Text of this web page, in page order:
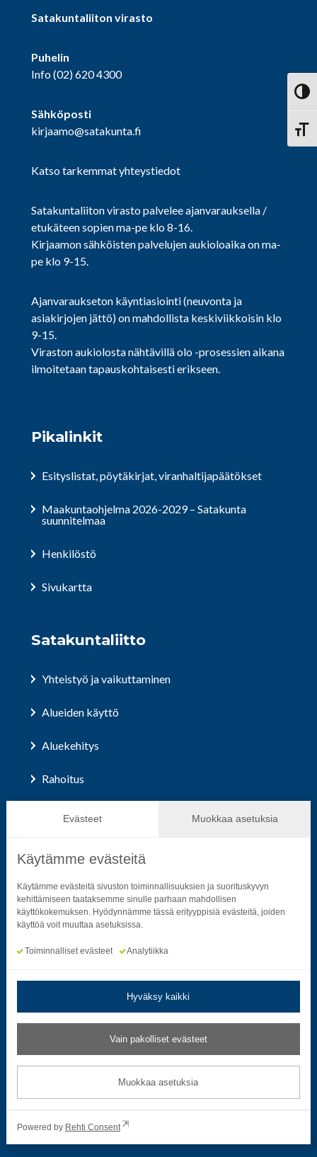
Evästeet Muokkaa asetuksia
Käytämme evästeitä
Käytämme evästeitä sivuston toiminnallisuuksien ja suorituskyvyn
kehittämiseen taataksemme sinulle parhaan mahdollisen
käyttökokemuksen. Hyödynnämme tässä erityyppisiä evästeitä, joiden
käyttöä voit muuttaa asetuksissa.
Toiminnalliset evästeet Analytiikka
Hyväksy kaikki
Vain pakolliset evästeet
Muokkaa asetuksia
Powered by Rehti Consent
Satakuntaliiton virasto
Puhelin
Info(02) 620 4300
Sähköposti
kirjaamo@satakunta.fi
Katso tarkemmat yhteystiedot
Satakuntaliiton virasto palvelee ajanvarauksella /
etukäteen sopien ma-pe klo 8-16.
Kirjaamon sähköisten palvelujen aukioloaika on ma-
pe klo 9-15.
Ajanvaraukseton käyntiasiointi (neuvonta ja
asiakirjojen jättö) on mahdollista keskiviikkoisin klo
9-15.
Viraston aukiolosta nähtävillä olo -prosessien aikana
ilmoitetaan tapauskohtaisesti erikseen.
Pikalinkit
Esityslistat, pöytäkirjat, viranhaltijapäätökset
Maakuntaohjelma 2026-2029 – Satakunta
suunnitelmaa
Henkilöstö
Sivukartta
Satakuntaliitto
Yhteistyö ja vaikuttaminen
Alueiden käyttö
Aluekehitys
Rahoitus
Hallinto ja päätöksenteko
Seuraa sosiaalisessa mediassa
Neliön mallinen ikoni, joka kuvastaa f-kirjainta.
Neliön mallinen ikoni, joka kuvastaa f-kirjainta.
Neliön mallinen ikoni, joka kuvastaa
Neliön mallinen ikoni, jonka
Neliön mallinen ikoni,
Neliön mallinen
Tietosuoja- ja rekisteriselosteet|
Saavutettavuusseloste